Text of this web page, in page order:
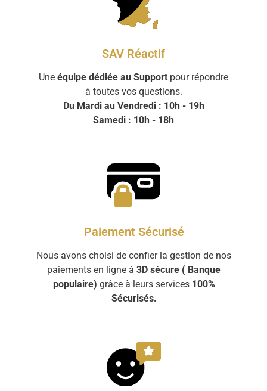
SAV Réactif
Une équipe dédiée au Support pour répondre
à toutes vos questions.
Du Mardi au Vendredi : 10h - 19h
Samedi : 10h - 18h
Paiement Sécurisé
Nous avons choisi de confier la gestion de nos
paiements en ligne à 3D sécure ( Banque
populaire) grâce à leurs services 100%
Sécurisés.